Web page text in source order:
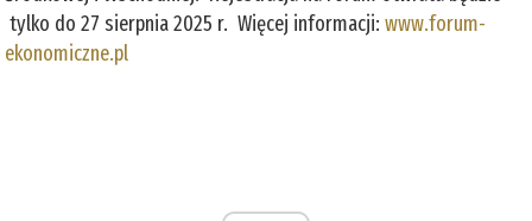
tylko do 27 sierpnia 2025 r. Więcej informacji:www.forum-
ekonomiczne.pl